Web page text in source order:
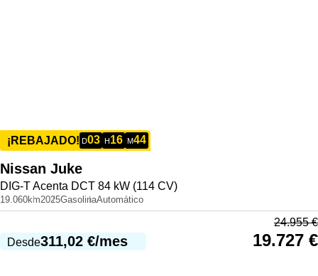
¡REBAJADO! D03 H16 M44
Nissan Juke
DIG-T Acenta DCT 84 kW (114 CV)
19.060km2025GasolinaAutomático
Desde311,02 €/mes
24.955€
19.727 €